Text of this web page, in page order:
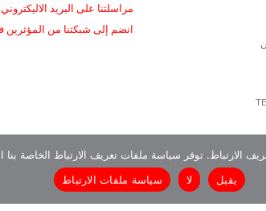
مراسلتنا على البريد الاليكتروني
انضم إلى شبكتنا من المؤثرين
الارتباط. توفر سياسة ملفات تعريف الارتباط الخاصة
يقبل
لا سياسة ملفات الارتباط